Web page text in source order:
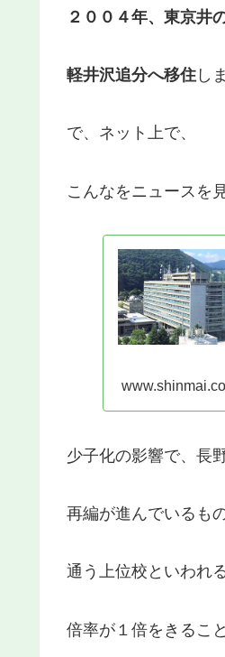
２００４年、東京井
軽井沢追分へ移住 し
で、ネット上で、
こんなをニュースを
少子化の影響で、長
再編が進んでいるも
通う上位校といわれ
倍率が１倍をきるこ